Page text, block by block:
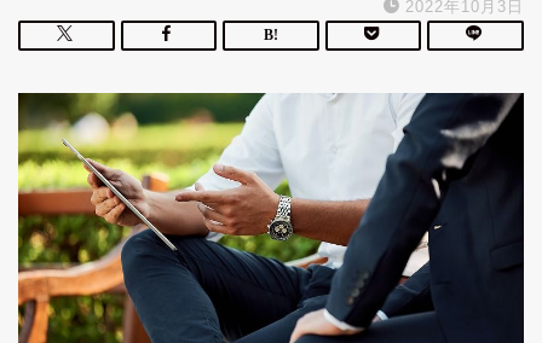
2022年10月3日